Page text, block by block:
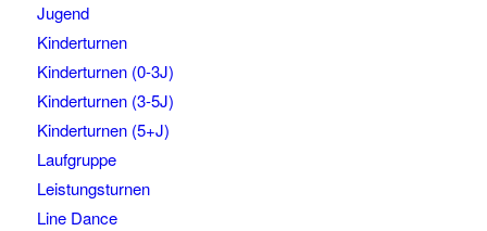
Jugend
Kinderturnen
Kinderturnen (0-3J)
Kinderturnen (3-5J)
Kinderturnen (5+J)
Laufgruppe
Leistungsturnen
Line Dance